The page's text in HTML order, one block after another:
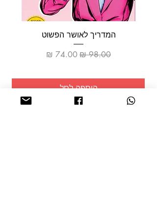
המעשה הוא מלאכת מחשבת... מתח, סימני שאלה,
הפתעות ותפניות בלתי צפויות בעלילה...”
דוד ארבל, בכיר לשעבר במוסד, כתב:”מותחן מודיעין
המדריך לאושר הפשוט
מחיר רגילמחיר מבצע
הוספה לסל